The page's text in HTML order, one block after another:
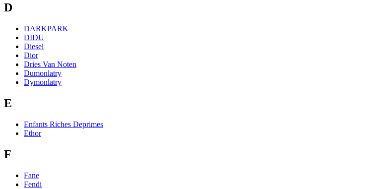
D
DARKPARK
DIDU
Diesel
Dior
Dries Van Noten
Dumonlatry
Dymonlatry
E
Enfants Riches Deprimes
Ethor
F
Fane
Fendi